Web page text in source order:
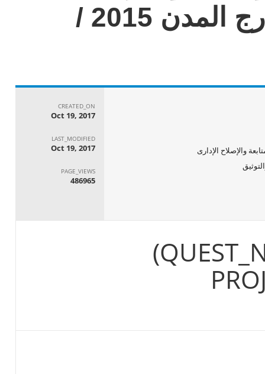
النقل العام للركاب داخل وخارج المدن 2015 /
والإصلاح الإدارى
CREATED_ON
Oct 19, 2017
LAST_MODIFIED
Oct 19, 2017
PAGE_VIEWS
486965